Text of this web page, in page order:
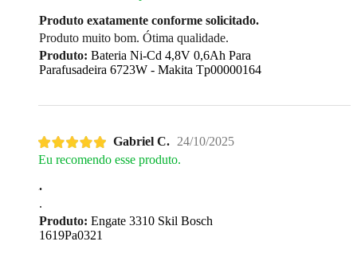
Produto exatamente conforme solicitado.
Produto muito bom. Ótima qualidade.
Produto: Bateria Ni-Cd 4,8V 0,6Ah Para
Parafusadeira 6723W - Makita Tp00000164
Gabriel C. 24/10/2025
Eu recomendo esse produto.
.
.
Produto: Engate 3310 Skil Bosch
1619Pa0321